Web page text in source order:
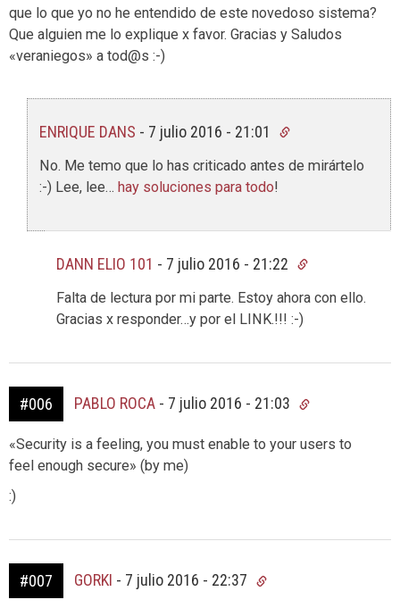
que lo que yo no he entendido de este novedoso sistema?
Que alguien me lo explique x favor. Gracias y Saludos
«veraniegos» a tod@s :-)
ENRIQUE DANS - 7 julio 2016 - 21:01
No. Me temo que lo has criticado antes de mirártelo
:-) Lee, lee… hay soluciones para todo!
DANN ELIO 101 - 7 julio 2016 - 21:22
Falta de lectura por mi parte. Estoy ahora con ello.
Gracias x responder…y por el LINK.!!! :-)
#006 PABLO ROCA - 7 julio 2016 - 21:03
«Security is a feeling, you must enable to your users to
feel enough secure» (by me)
:)
#007 GORKI - 7 julio 2016 - 22:37